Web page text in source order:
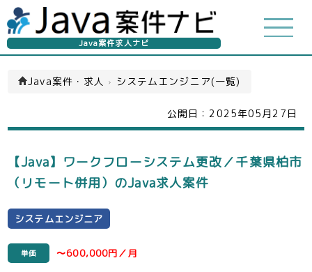
Java案件求人ナビ
Java案件・求人 › システムエンジニア(一覧)
公開日： 2025年05月27日
【Java】ワークフローシステム更改／千葉県柏市
（リモート併用）のJava求人案件
システムエンジニア
単価 〜600,000円／月